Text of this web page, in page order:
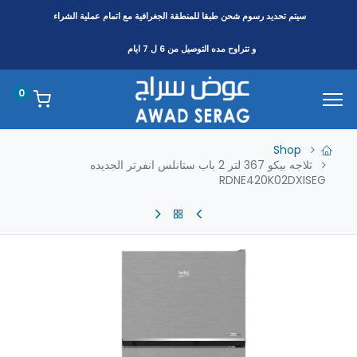
سيتم تحديد رسوم شحن طبقا للمنطقةالجغرافية مع اتمام عملية الشراء
و تتراوح مده التوصيل من 6 ل 7 ايام
0
Shop
ثلاجه بيكو 367 لتر 2 باب ستانلس انفرتر الجديده
RDNE420K02DXISEG